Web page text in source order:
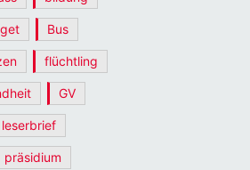
Bus
flüchtling
GV
leserbrief
präsidium